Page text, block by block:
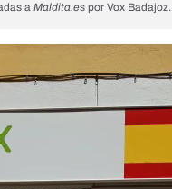
aMaldita.es por Vox Badajoz.